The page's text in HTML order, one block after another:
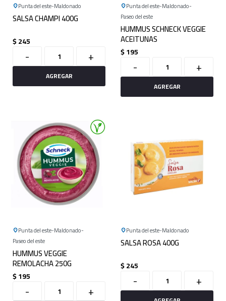
Punta del este Maldonado
SALSA CHAMPI 400G
$245
- +
Punta del este Maldonado
Paseo del este
HUMMUS SCHNECK VEGGIE
ACEITUNAS
$195
- +
Punta del este Maldonado
Paseo del este
HUMMUS VEGGIE
REMOLACHA 250G
$195
- +
Punta del este Maldonado
SALSA ROSA 400G
$245
- +